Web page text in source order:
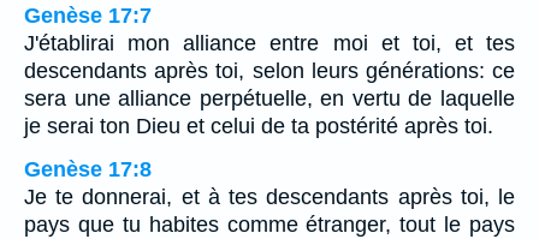
Genèse 17:7
J'établirai mon alliance entre moi et toi, et tes
descendants après toi, selon leurs générations: ce
sera une alliance perpétuelle, en vertu de laquelle
je serai ton Dieu et celui de ta postérité après toi.
Genèse 17:8
Je te donnerai, et à tes descendants après toi, le
pays que tu habites comme étranger, tout le pays